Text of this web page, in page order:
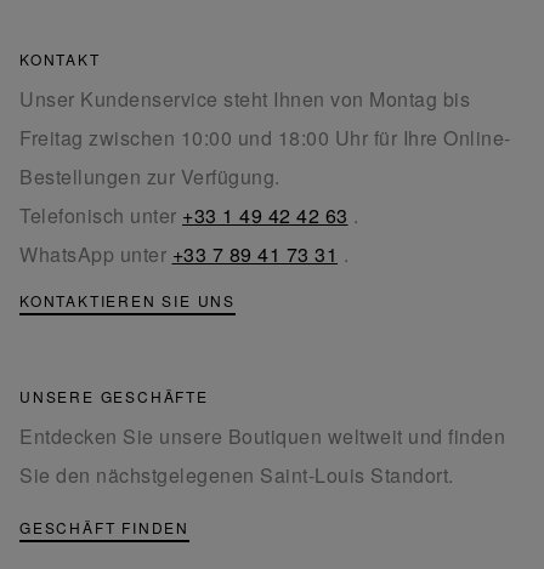
KONTAKT
Unser Kundenservice steht Ihnen von Montag bis
Freitag zwischen 10:00 und 18:00 Uhr für Ihre Online-
Bestellungen zur Verfügung.
Telefonisch unter +33 1 49 42 42 63 .
WhatsApp unter +33 7 89 41 73 31 .
KONTAKTIEREN SIE UNS
UNSERE GESCHÄFTE
Entdecken Sie unsere Boutiquen weltweit und finden
Sie den nächstgelegenen Saint-Louis Standort.
GESCHÄFT FINDEN